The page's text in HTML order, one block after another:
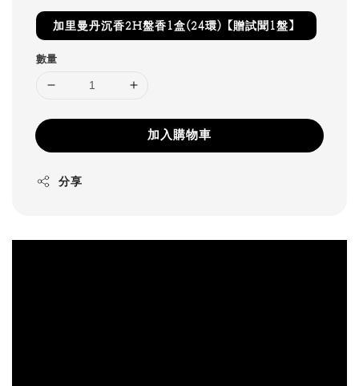
加里曼丹沉香2H盤香1盒(24環)【贈試聞1盤】
數量
加入購物車
分享